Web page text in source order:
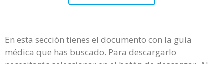
En esta sección tienes el documento con la guía
médica que has buscado. Para descargarlo